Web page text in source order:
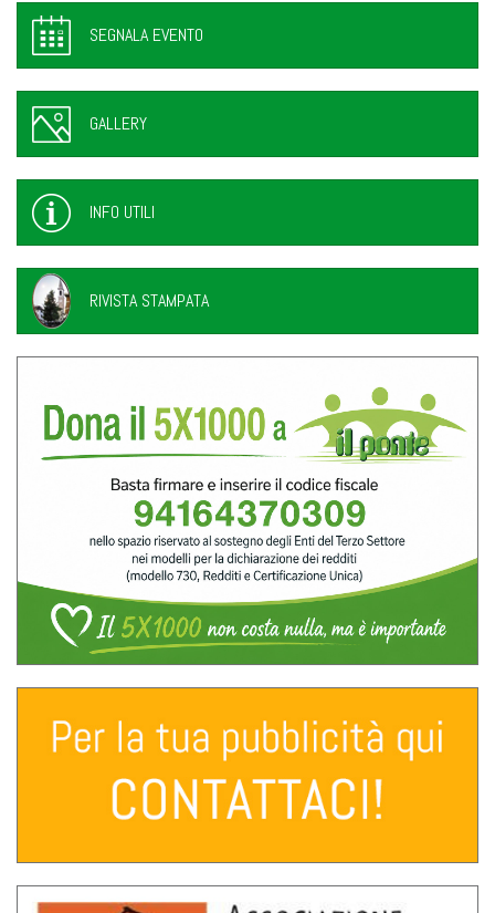
SEGNALA EVENTO
GALLERY
INFO UTILI
RIVISTA STAMPATA